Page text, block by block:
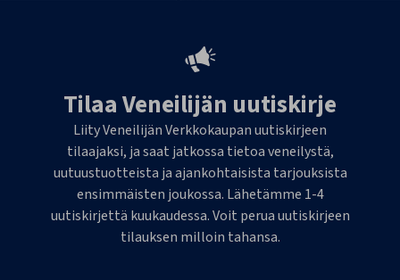
Tilaa Veneilijän uutiskirje
Liity Veneilijän Verkkokaupan uutiskirjeen
tilaajaksi, ja saat jatkossa tietoa veneilystä,
uutuustuotteista ja ajankohtaisista tarjouksista
ensimmäisten joukossa. Lähetämme 1-4
uutiskirjettä kuukaudessa. Voit perua uutiskirjeen
tilauksen milloin tahansa.